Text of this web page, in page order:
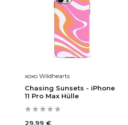
xoxo Wildhearts
Chasing Sunsets - iPhone
11 Pro Max Hülle
29,99 €